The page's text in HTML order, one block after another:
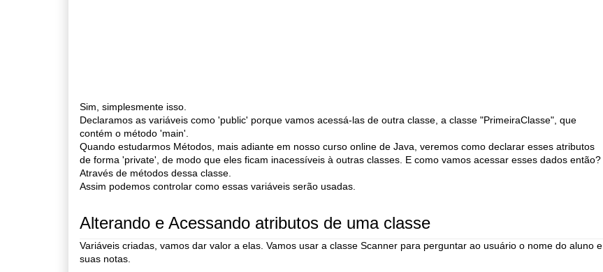
Sim, simplesmente isso.
Declaramos as variáveis como 'public' porque vamos acessá-las de outra classe, a classe "PrimeiraClasse", que
contém o método 'main'.
Quando estudarmos Métodos, mais adiante em nosso curso online de Java, veremos como declarar esses atributos
de forma 'private', de modo que eles ficam inacessíveis à outras classes. E como vamos acessar esses dados então?
Através de métodos dessa classe.
Assim podemos controlar como essas variáveis serão usadas.
Alterando e Acessando atributos de uma classe
Variáveis criadas, vamos dar valor a elas. Vamos usar a classe Scanner para perguntar ao usuário o nome do aluno e
suas notas.